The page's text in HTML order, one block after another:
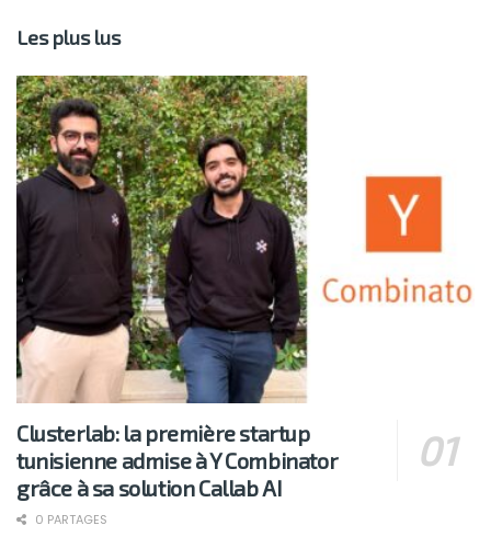
Les plus lus
Clusterlab: la première startup
tunisienne admise à Y Combinator
grâce à sa solution Callab AI
0 PARTAGES